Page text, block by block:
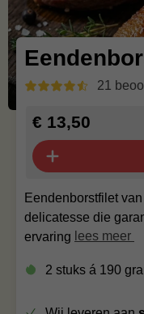
21
Eendenborstfilet
delicatesse die
ervaring lees meer
2 stuks á 190
€ 13,50